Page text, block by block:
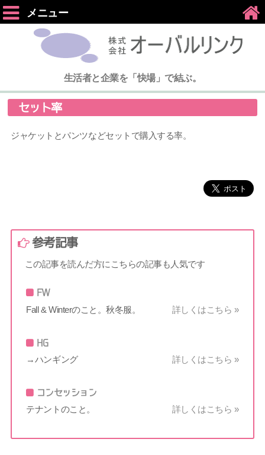
メニュー
生活者と企業を「快場」で結ぶ。
セット率
ジャケットとパンツなどセットで購入する率。
参考記事
この記事を読んだ方にこちらの記事も人気です
FW
Fall & Winterのこと。秋冬服。 詳しくはこちら »
HG
→ハンギング 詳しくはこちら »
コンセッション
テナントのこと。 詳しくはこちら »